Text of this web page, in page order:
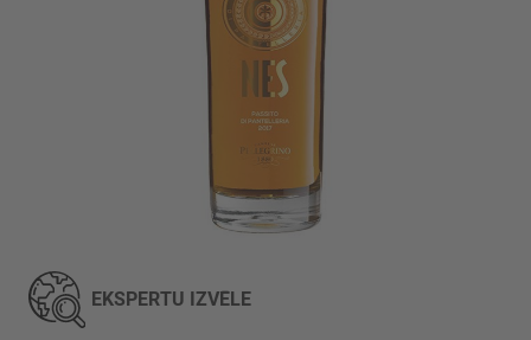
uz
galerijas
sākumu
EKSPERTU IZVĒLE